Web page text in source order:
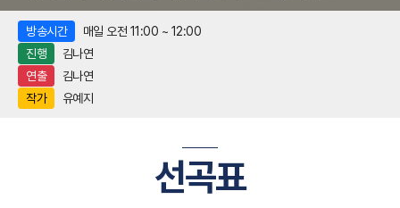
방송시간
매일 오전 11:00 ~ 12:00
진행
김나연
연출
김나연
작가
유예지
선곡표